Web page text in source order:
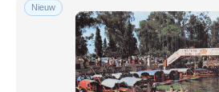
Nieuw